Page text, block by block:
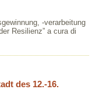
-verarbeitung
Resilienz” a cura di
des 12.-16.